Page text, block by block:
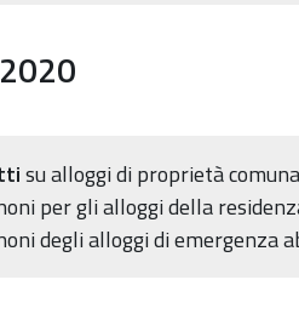
su alloggi di proprietà
per gli alloggi della
degli alloggi di emergenza